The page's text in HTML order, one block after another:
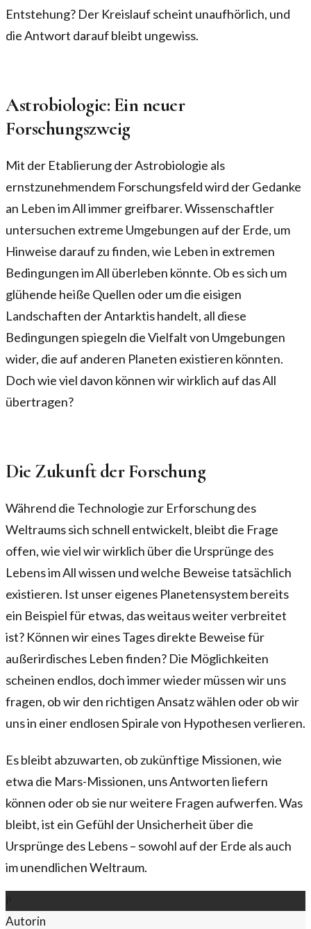
Entstehung? Der Kreislauf scheint unaufhörlich, und
die Antwort darauf bleibt ungewiss.
Astrobiologie: Ein neuer
Forschungszweig
Mit der Etablierung der Astrobiologie als
ernstzunehmendem Forschungsfeld wird der Gedanke
an Leben im All immer greifbarer. Wissenschaftler
untersuchen extreme Umgebungen auf der Erde, um
Hinweise darauf zu finden, wie Leben in extremen
Bedingungen im All überleben könnte. Ob es sich um
glühende heiße Quellen oder um die eisigen
Landschaften der Antarktis handelt, all diese
Bedingungen spiegeln die Vielfalt von Umgebungen
wider, die auf anderen Planeten existieren könnten.
Doch wie viel davon können wir wirklich auf das All
übertragen?
Die Zukunft der Forschung
Während die Technologie zur Erforschung des
Weltraums sich schnell entwickelt, bleibt die Frage
offen, wie viel wir wirklich über die Ursprünge des
Lebens im All wissen und welche Beweise tatsächlich
existieren. Ist unser eigenes Planetensystem bereits
ein Beispiel für etwas, das weitaus weiter verbreitet
ist? Können wir eines Tages direkte Beweise für
außerirdisches Leben finden? Die Möglichkeiten
scheinen endlos, doch immer wieder müssen wir uns
fragen, ob wir den richtigen Ansatz wählen oder ob wir
uns in einer endlosen Spirale von Hypothesen verlieren.
Es bleibt abzuwarten, ob zukünftige Missionen, wie
etwa die Mars-Missionen, uns Antworten liefern
können oder ob sie nur weitere Fragen aufwerfen. Was
bleibt, ist ein Gefühl der Unsicherheit über die
Ursprünge des Lebens – sowohl auf der Erde als auch
im unendlichen Weltraum.
Autorin